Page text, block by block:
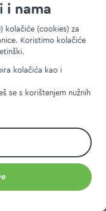
i nama
kolačiće (cookies) za
Koristimo kolačiće
kolačića kao i
se s korištenjem nužnih
-16%
piletina i mačja